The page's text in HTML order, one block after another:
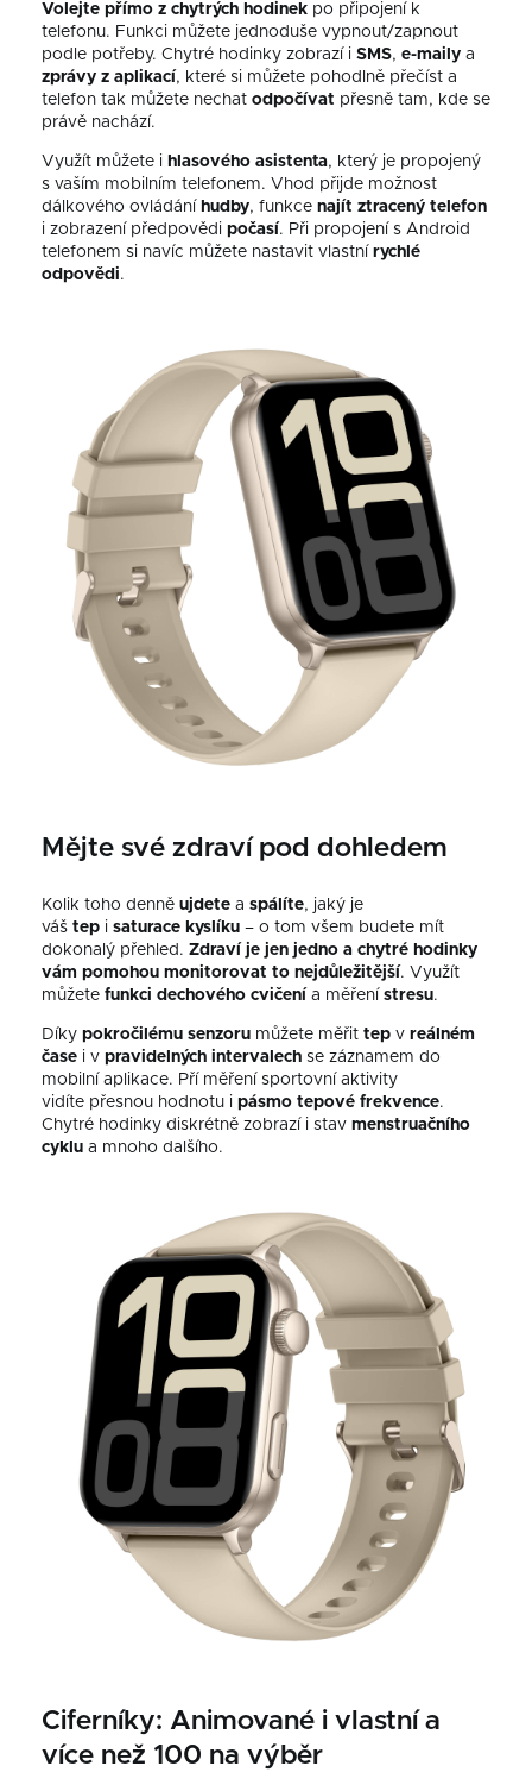
Volejte přímo z chytrých hodinek po připojení k
telefonu. Funkci můžete jednoduše vypnout/zapnout
podle potřeby. Chytré hodinky zobrazí i SMS, e-maily a
zprávy z aplikací, které si můžete pohodlně přečíst a
telefon tak můžete nechat odpočívat přesně tam, kde se
právě nachází.
Využít můžete i hlasového asistenta, který je propojený
s vaším mobilním telefonem. Vhod přijde možnost
dálkového ovládání hudby, funkce najít ztracený telefon
i zobrazení předpovědi počasí. Při propojení s Android
telefonem si navíc můžete nastavit vlastní rychlé
odpovědi.
Mějte své zdraví pod dohledem
Kolik toho denně ujdete a spálíte, jaký je
váš tep i saturace kyslíku –⁠ o tom všem budete mít
dokonalý přehled. Zdraví je jen jedno a chytré hodinky
vám pomohou monitorovat to nejdůležitější. Využít
můžete funkci dechového cvičení a měření stresu.
Díky pokročilému senzoru můžete měřit tep v reálném
čase i v pravidelných intervalech se záznamem do
mobilní aplikace. Pří měření sportovní aktivity
vidíte přesnou hodnotu i pásmo tepové frekvence.
Chytré hodinky diskrétně zobrazí i stav menstruačního
cyklu a mnoho dalšího.
Ciferníky: Animované i vlastní a
více než 100 na výběr